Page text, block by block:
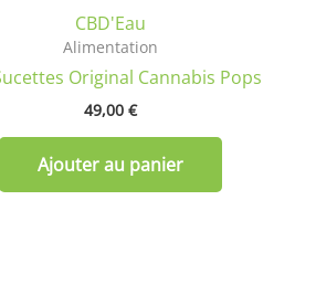
CBD'Eau
Alimentation
Original Cannabis Pops
49,00 €
Ajouter au panier